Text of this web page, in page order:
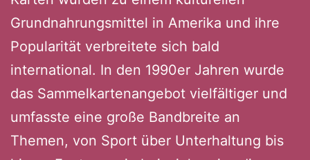
Grundnahrungsmittel in Amerika und ihre
Popularität verbreitete sich bald
international. In den 1990er Jahren wurde
das Sammelkartenangebot vielfältiger und
umfasste eine große Bandbreite an
Themen, von Sport über Unterhaltung bis